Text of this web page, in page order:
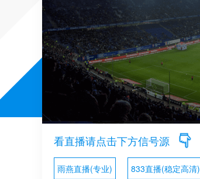
看直播请点击下方信号源
雨燕直播(专业) 833直播(稳定高清)